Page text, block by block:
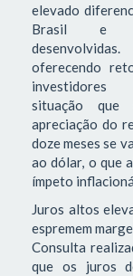
elevado
Brasil e
oferecendo
situação que
apreciação do
doze meses se
ao dólar, o que
ímpeto
Juros altos
espremem
Consulta
que os juros